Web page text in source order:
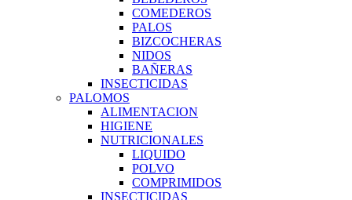
COMEDEROS
PALOS
BIZCOCHERAS
NIDOS
BAÑERAS
INSECTICIDAS
PALOMOS
ALIMENTACION
HIGIENE
NUTRICIONALES
LIQUIDO
POLVO
COMPRIMIDOS
INSECTICIDAS